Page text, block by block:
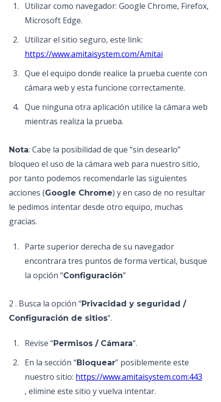
Utilizar como navegador: Google Chrome, Firefox,
Microsoft Edge.
Utilizar el sitio seguro, este link:
https://www.amitaisystem.com/Amitai
Que el equipo donde realice la prueba cuente con
cámara web y esta funcione correctamente.
Que ninguna otra aplicación utilice la cámara web
mientras realiza la prueba.
Nota: Cabe la posibilidad de que “sin desearlo”
bloqueo el uso de la cámara web para nuestro sitio,
por tanto podemos recomendarle las siguientes
acciones (Google Chrome) y en caso de no resultar
le pedimos intentar desde otro equipo, muchas
gracias.
Parte superior derecha de su navegador
encontrara tres puntos de forma vertical, busque
la opción “Configuración”
2 . Busca la opción “Privacidad y seguridad /
Configuración de sitios“.
Revise “Permisos / Cámara“.
En la sección “Bloquear” posiblemente este
nuestro sitio: https://www.amitaisystem.com:443
, elimine este sitio y vuelva intentar.